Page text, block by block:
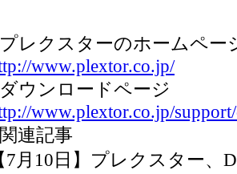
レクスターのホームペー
www.plextor.co.jp/
ウンロードページ
www.plextor.co.jp/
連記事
7月10日】プレクスター、